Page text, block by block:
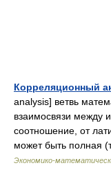
Корреляционный
analysis] ветвь
взаимосвязи между
соотношение, от
может быть полная
Экономико-